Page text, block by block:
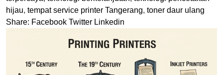
hijau, tempat service printer Tangerang, toner daur ulang
Share: Facebook Twitter Linkedin